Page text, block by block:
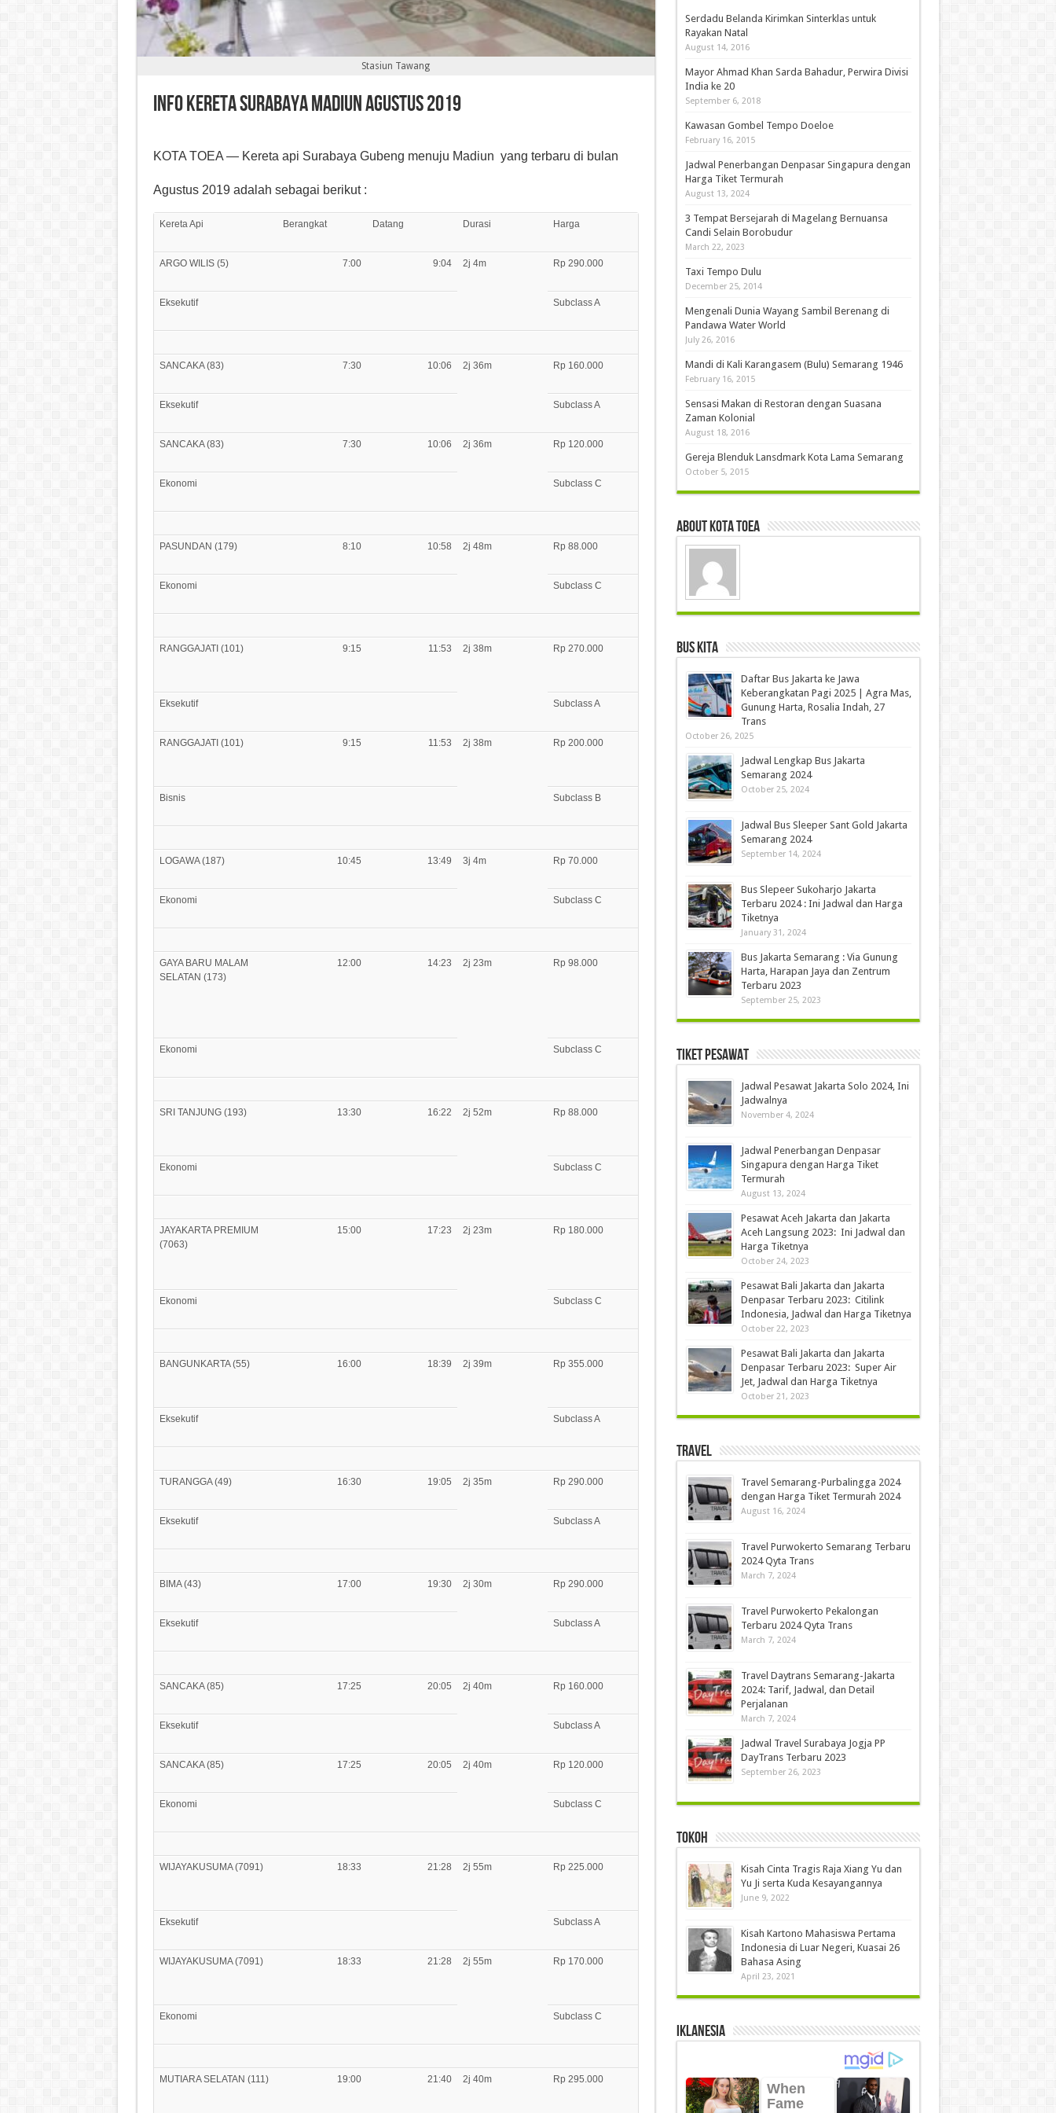
Stasiun Tawang
Info Kereta Surabaya Madiun Agustus 2019
KOTA TOEA — Kereta api Surabaya Gubeng menuju Madiun yang terbaru di bulan
Agustus 2019 adalah sebagai berikut :
Kereta Api Berangkat Datang Durasi Harga
ARGO WILIS (5) 7:00 9:04 2j 4m Rp 290.000
Eksekutif Subclass A
SANCAKA (83) 7:30 10:06 2j 36m Rp 160.000
Eksekutif Subclass A
SANCAKA (83) 7:30 10:06 2j 36m Rp 120.000
Ekonomi Subclass C
PASUNDAN (179) 8:10 10:58 2j 48m Rp 88.000
Ekonomi Subclass C
RANGGAJATI (101) 9:15 11:53 2j 38m Rp 270.000
Eksekutif Subclass A
RANGGAJATI (101) 9:15 11:53 2j 38m Rp 200.000
Bisnis Subclass B
LOGAWA (187) 10:45 13:49 3j 4m Rp 70.000
Ekonomi Subclass C
GAYA BARU MALAM
SELATAN (173)
12:00 14:23 2j 23m Rp 98.000
Ekonomi Subclass C
SRI TANJUNG (193) 13:30 16:22 2j 52m Rp 88.000
Ekonomi Subclass C
JAYAKARTA PREMIUM
(7063)
15:00 17:23 2j 23m Rp 180.000
Ekonomi Subclass C
BANGUNKARTA (55) 16:00 18:39 2j 39m Rp 355.000
Eksekutif Subclass A
TURANGGA (49) 16:30 19:05 2j 35m Rp 290.000
Eksekutif Subclass A
BIMA (43) 17:00 19:30 2j 30m Rp 290.000
Eksekutif Subclass A
SANCAKA (85) 17:25 20:05 2j 40m Rp 160.000
Eksekutif Subclass A
SANCAKA (85) 17:25 20:05 2j 40m Rp 120.000
Ekonomi Subclass C
WIJAYAKUSUMA (7091) 18:33 21:28 2j 55m Rp 225.000
Eksekutif Subclass A
WIJAYAKUSUMA (7091) 18:33 21:28 2j 55m Rp 170.000
Ekonomi Subclass C
MUTIARA SELATAN (111) 19:00 21:40 2j 40m Rp 295.000
Serdadu Belanda Kirimkan Sinterklas untuk
Rayakan Natal
August 14, 2016
Mayor Ahmad Khan Sarda Bahadur, Perwira Divisi
India ke 20
September 6, 2018
Kawasan Gombel Tempo Doeloe
February 16, 2015
Jadwal Penerbangan Denpasar Singapura dengan
Harga Tiket Termurah
August 13, 2024
3 Tempat Bersejarah di Magelang Bernuansa
Candi Selain Borobudur
March 22, 2023
Taxi Tempo Dulu
December 25, 2014
Mengenali Dunia Wayang Sambil Berenang di
Pandawa Water World
July 26, 2016
Mandi di Kali Karangasem (Bulu) Semarang 1946
February 16, 2015
Sensasi Makan di Restoran dengan Suasana
Zaman Kolonial
August 18, 2016
Gereja Blenduk Lansdmark Kota Lama Semarang
October 5, 2015
About Kota Toea
Bus Kita
Daftar Bus Jakarta ke Jawa
Keberangkatan Pagi 2025 | Agra Mas,
Gunung Harta, Rosalia Indah, 27
Trans
October 26, 2025
Jadwal Lengkap Bus Jakarta
Semarang 2024
October 25, 2024
Jadwal Bus Sleeper Sant Gold Jakarta
Semarang 2024
September 14, 2024
Bus Slepeer Sukoharjo Jakarta
Terbaru 2024 : Ini Jadwal dan Harga
Tiketnya
January 31, 2024
Bus Jakarta Semarang : Via Gunung
Harta, Harapan Jaya dan Zentrum
Terbaru 2023
September 25, 2023
Tiket Pesawat
Jadwal Pesawat Jakarta Solo 2024, Ini
Jadwalnya
November 4, 2024
Jadwal Penerbangan Denpasar
Singapura dengan Harga Tiket
Termurah
August 13, 2024
Pesawat Aceh Jakarta dan Jakarta
Aceh Langsung 2023: Ini Jadwal dan
Harga Tiketnya
October 24, 2023
Pesawat Bali Jakarta dan Jakarta
Denpasar Terbaru 2023: Citilink
Indonesia, Jadwal dan Harga Tiketnya
October 22, 2023
Pesawat Bali Jakarta dan Jakarta
Denpasar Terbaru 2023: Super Air
Jet, Jadwal dan Harga Tiketnya
October 21, 2023
Travel
Travel Semarang-Purbalingga 2024
dengan Harga Tiket Termurah 2024
August 16, 2024
Travel Purwokerto Semarang Terbaru
2024 Qyta Trans
March 7, 2024
Travel Purwokerto Pekalongan
Terbaru 2024 Qyta Trans
March 7, 2024
Travel Daytrans Semarang-Jakarta
2024: Tarif, Jadwal, dan Detail
Perjalanan
March 7, 2024
Jadwal Travel Surabaya Jogja PP
DayTrans Terbaru 2023
September 26, 2023
Tokoh
Kisah Cinta Tragis Raja Xiang Yu dan
Yu Ji serta Kuda Kesayangannya
June 9, 2022
Kisah Kartono Mahasiswa Pertama
Indonesia di Luar Negeri, Kuasai 26
Bahasa Asing
April 23, 2021
IKLANESIA